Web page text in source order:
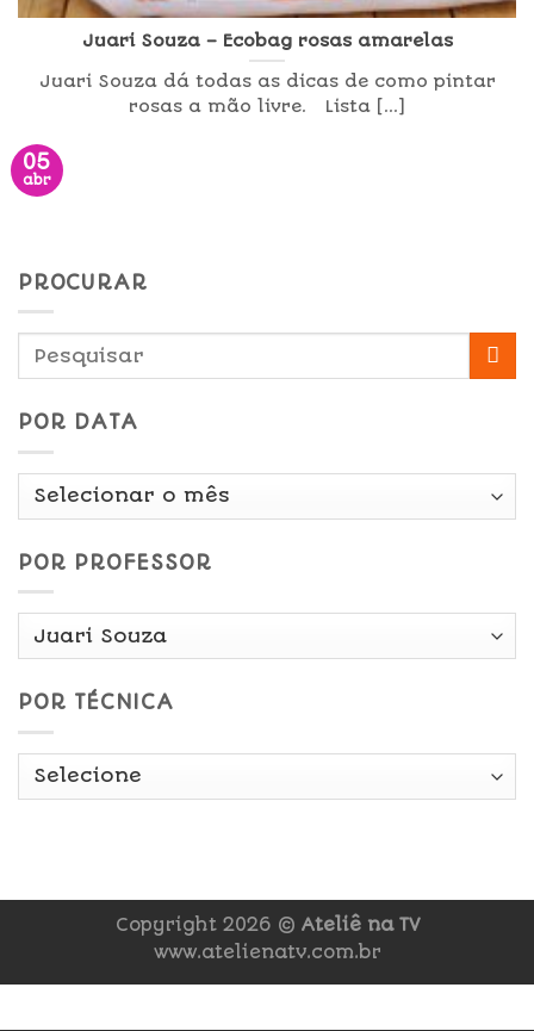
Juari Souza – Ecobag rosas amarelas
Juari Souza dá todas as dicas de como pintar
rosas a mão livre. Lista [...]
05
abr
PROCURAR
POR DATA
Por
POR PROFESSOR
POR TÉCNICA
Copyright 2026 © Ateliê na TV
www.atelienatv.com.br